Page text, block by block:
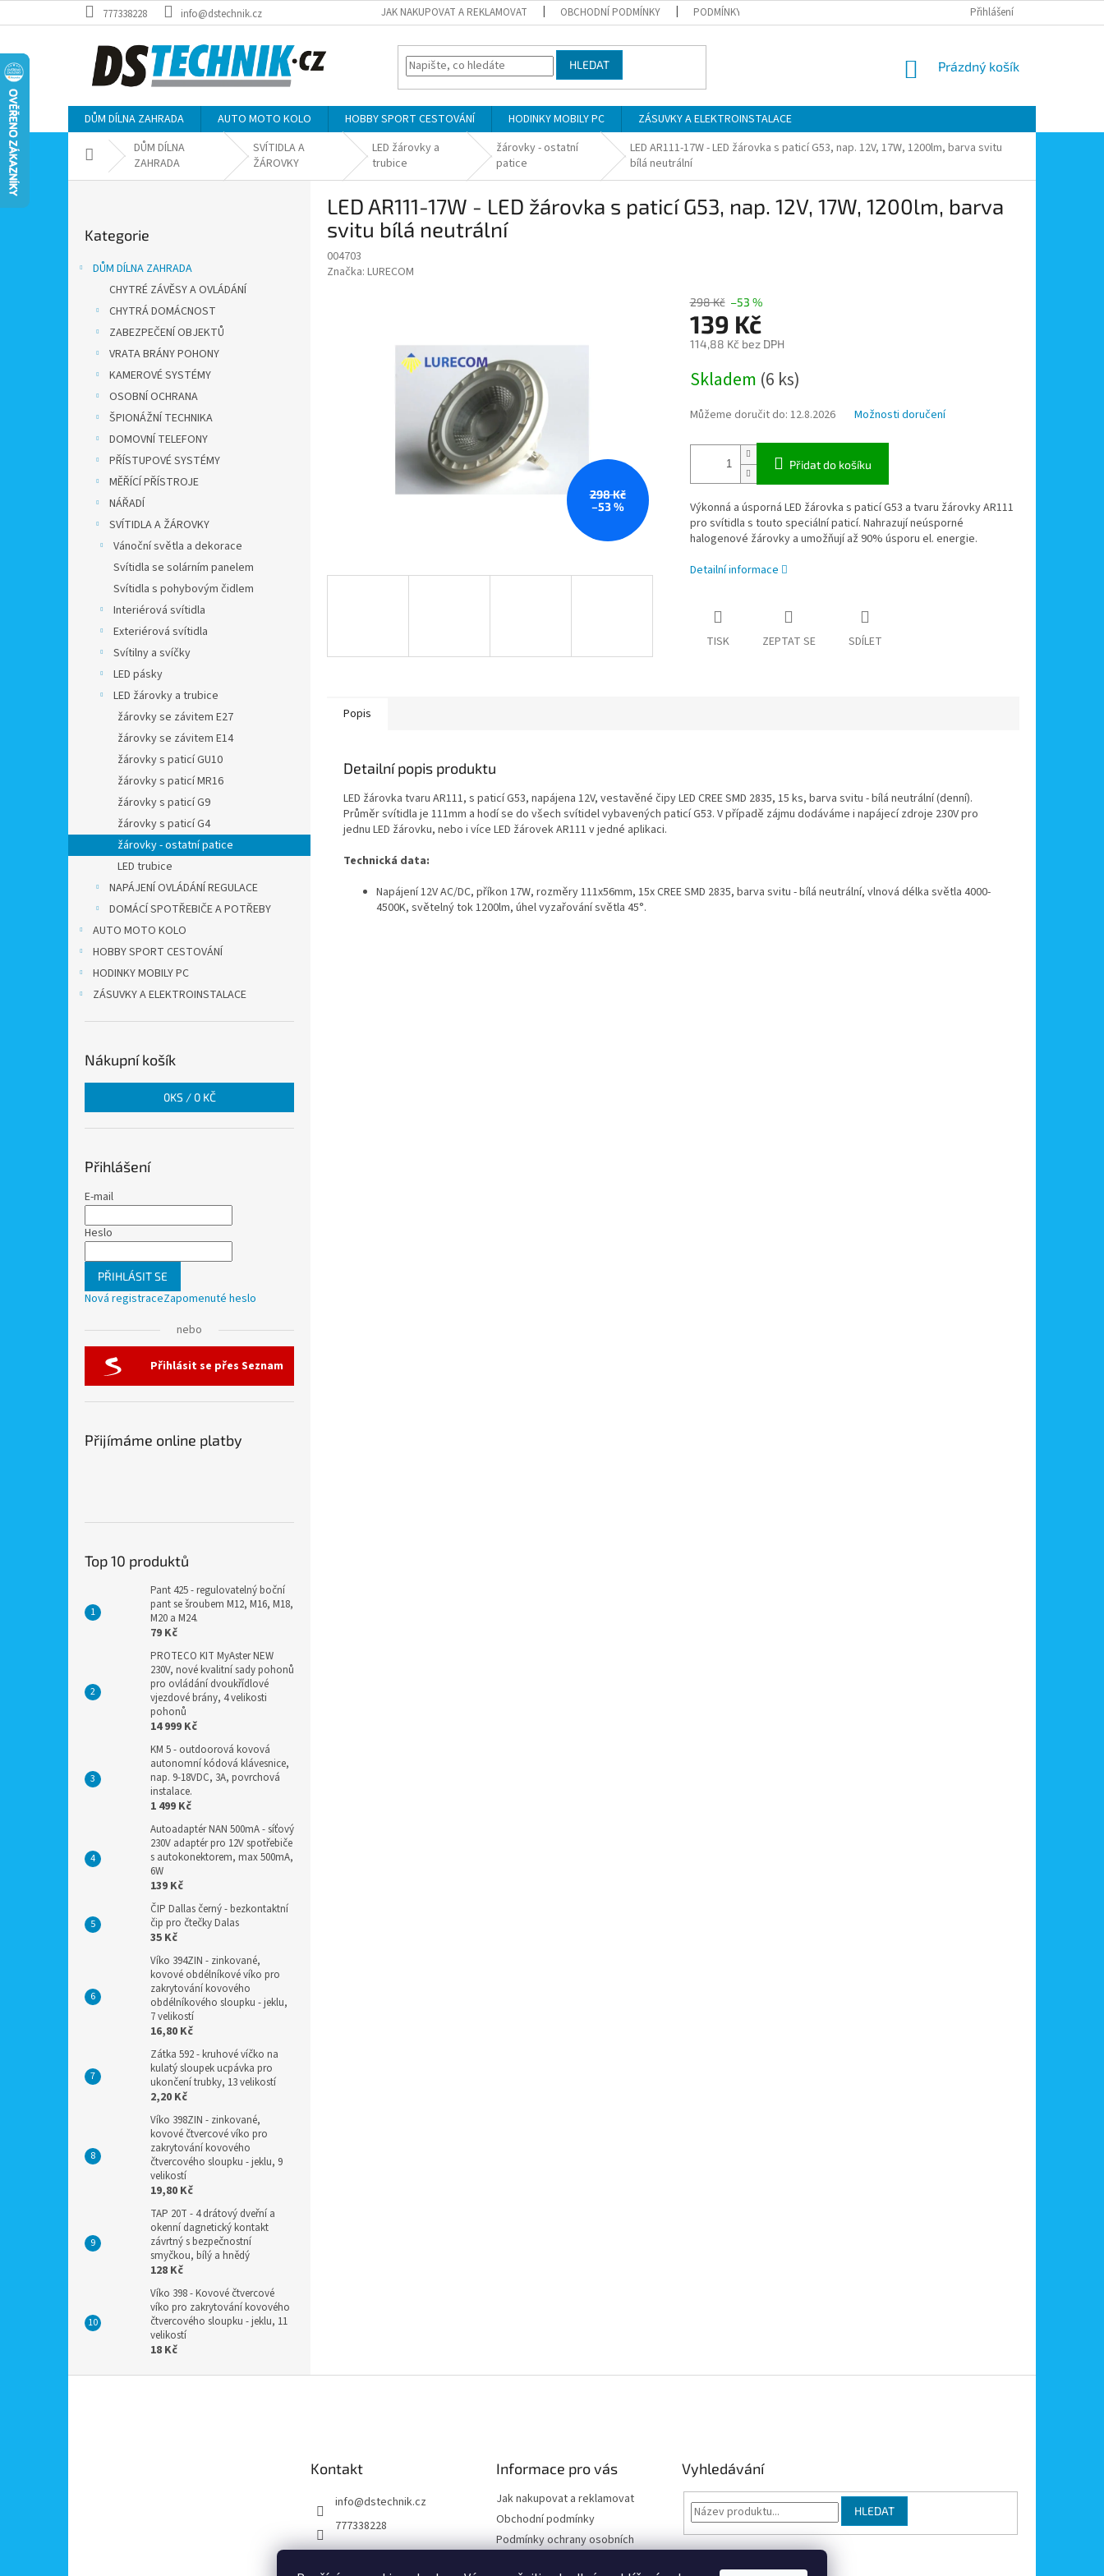
na
777338228 info@dstechnik.cz JAK NAKUPOVAT A REKLAMOVAT OBCHODNÍ PODMÍNKY PODMÍNKY OCHRANY OSOBNÍCH ÚDAJŮ MOJE OBJEDNÁVKA
Přihlášení
HLEDAT
NÁKUPNÍ
Prázdný košík
DŮM DÍLNA ZAHRADA AUTO MOTO KOLO HOBBY SPORT CESTOVÁNÍ HODINKY MOBILY PC ZÁSUVKY A ELEKTROINSTALACE
Domů DŮM DÍLNA
ZAHRADA
SVÍTIDLA A
ŽÁROVKY
LED žárovky a
trubice
žárovky - ostatní
patice
LED AR111-17W - LED žárovka s paticí G53, nap. 12V, 17W, 1200lm, barva svitu
bílá neutrální
kategorie
Kategorie
DŮM DÍLNA ZAHRADA
CHYTRÉ ZÁVĚSY A OVLÁDÁNÍ
CHYTRÁ DOMÁCNOST
ZABEZPEČENÍ OBJEKTŮ
VRATA BRÁNY POHONY
KAMEROVÉ SYSTÉMY
OSOBNÍ OCHRANA
ŠPIONÁŽNÍ TECHNIKA
DOMOVNÍ TELEFONY
PŘÍSTUPOVÉ SYSTÉMY
MĚŘÍCÍ PŘÍSTROJE
NÁŘADÍ
SVÍTIDLA A ŽÁROVKY
Vánoční světla a dekorace
Svítidla se solárním panelem
Svítidla s pohybovým čidlem
Interiérová svítidla
Exteriérová svítidla
Svítilny a svíčky
LED pásky
LED žárovky a trubice
žárovky se závitem E27
žárovky se závitem E14
žárovky s paticí GU10
žárovky s paticí MR16
žárovky s paticí G9
žárovky s paticí G4
žárovky - ostatní patice
LED trubice
NAPÁJENÍ OVLÁDÁNÍ REGULACE
DOMÁCÍ SPOTŘEBIČE A POTŘEBY
AUTO MOTO KOLO
HOBBY SPORT CESTOVÁNÍ
HODINKY MOBILY PC
ZÁSUVKY A ELEKTROINSTALACE
Nákupní košík
0KS / 0 KČ
Přihlášení
E-mail
Heslo
PŘIHLÁSIT SE
Nová registraceZapomenuté heslo
nebo
Přihlásit se přes Seznam
Přijímáme online platby
Top 10 produktů
Pant 425 - regulovatelný boční
pant se šroubem M12, M16, M18,
M20 a M24.
79 Kč
PROTECO KIT MyAster NEW
230V, nové kvalitní sady pohonů
pro ovládání dvoukřídlové
vjezdové brány, 4 velikosti
pohonů
14 999 Kč
KM 5 - outdoorová kovová
autonomní kódová klávesnice,
nap. 9-18VDC, 3A, povrchová
instalace.
1 499 Kč
Autoadaptér NAN 500mA - síťový
230V adaptér pro 12V spotřebiče
s autokonektorem, max 500mA,
6W
139 Kč
ČIP Dallas černý - bezkontaktní
čip pro čtečky Dalas
35 Kč
Víko 394ZIN - zinkované,
kovové obdélníkové víko pro
zakrytování kovového
obdélníkového sloupku - jeklu,
7 velikostí
16,80 Kč
Zátka 592 - kruhové víčko na
kulatý sloupek ucpávka pro
ukončení trubky, 13 velikostí
2,20 Kč
Víko 398ZIN - zinkované,
kovové čtvercové víko pro
zakrytování kovového
čtvercového sloupku - jeklu, 9
velikostí
19,80 Kč
TAP 20T - 4 drátový dveřní a
okenní dagnetický kontakt
závrtný s bezpečnostní
smyčkou, bílý a hnědý
128 Kč
Víko 398 - Kovové čtvercové
víko pro zakrytování kovového
čtvercového sloupku - jeklu, 11
velikostí
18 Kč
LED AR111-17W - LED žárovka s paticí G53, nap. 12V, 17W, 1200lm, barva
svitu bílá neutrální
004703
Značka: LURECOM
298 Kč
–53 %
298 Kč –53 %
139 Kč
114,88 Kč bez DPH
cena:
Skladem (6 ks)
Můžeme doručit do: 12.8.2026 Možnosti doručení
Přidat do košíku
Výkonná a úsporná LED žárovka s paticí G53 a tvaru žárovky AR111
pro svítidla s touto speciální paticí. Nahrazují neúsporné
halogenové žárovky a umožňují až 90% úsporu el. energie.
Detailní informace
TISK ZEPTAT SE SDÍLET
Popis
Detailní popis produktu
LED žárovka tvaru AR111, s paticí G53, napájena 12V, vestavěné čipy LED CREE SMD 2835, 15 ks, barva svitu - bílá neutrální (denní).
Průměr svítidla je 111mm a hodí se do všech svítidel vybavených paticí G53. V případě zájmu dodáváme i napájecí zdroje 230V pro
jednu LED žárovku, nebo i více LED žárovek AR111 v jedné aplikaci.
Technická data:
Napájení 12V AC/DC, příkon 17W, rozměry 111x56mm, 15x CREE SMD 2835, barva svitu - bílá neutrální, vlnová délka světla 4000-
4500K, světelný tok 1200lm, úhel vyzařování světla 45°.
Kontakt
info@dstechnik.cz
777338228
Informace pro vás
Jak nakupovat a reklamovat
Obchodní podmínky
Podmínky ochrany osobních
Vyhledávání
HLEDAT